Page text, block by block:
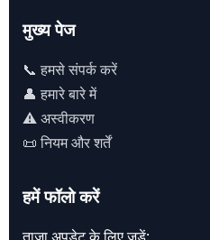
मुख्य पेज
📞 हमसे संपर्क करें
👤 हमारे बारे में
⚠️ अस्वीकरण
📜 नियम और शर्तें
हमें फॉलो करें